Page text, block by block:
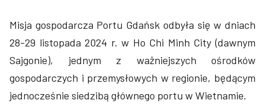
Misja gospodarcza Portu Gdańsk odbyła się w dniach
28-29 listopada 2024 r. w Ho Chi Minh City (dawnym
Sajgonie), jednym z ważniejszych ośrodków
gospodarczych i przemysłowych w regionie, będącym
jednocześnie siedzibą głównego portu w Wietnamie.